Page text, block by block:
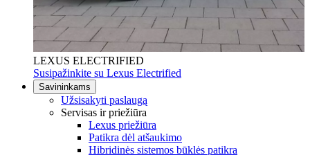
LEXUS ELECTRIFIED
Susipažinkite su Lexus Electrified
Savininkams
Užsisakyti paslaugą
Servisas ir priežiūra
Lexus priežiūra
Patikra dėl atšaukimo
Hibridinės sistemos būklės patikra